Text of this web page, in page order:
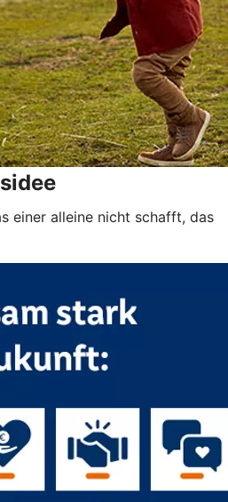
einer alleine nicht schafft, das